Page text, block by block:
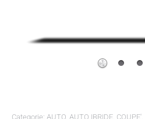
Categorie: AUTO, AUTO IBRIDE, COUPE',